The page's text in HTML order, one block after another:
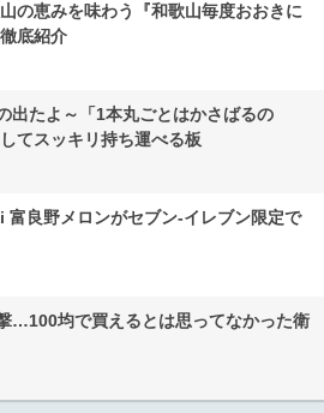
の恵みを味わう『和歌山毎度おおきに
底紹介
出たよ～「1本丸ごとはかさばるの
てスッキリ持ち運べる板
良野メロンがセブン‐イレブン限定で
…100均で買えるとは思ってなかった衛